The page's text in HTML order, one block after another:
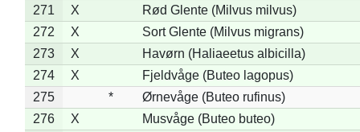
271
X
Rød Glente (Milvus milvus)
272
X
Sort Glente (Milvus migrans)
273
X
Havørn (Haliaeetus albicilla)
274
X
Fjeldvåge (Buteo lagopus)
275
*
Ørnevåge (Buteo rufinus)
276
X
Musvåge (Buteo buteo)